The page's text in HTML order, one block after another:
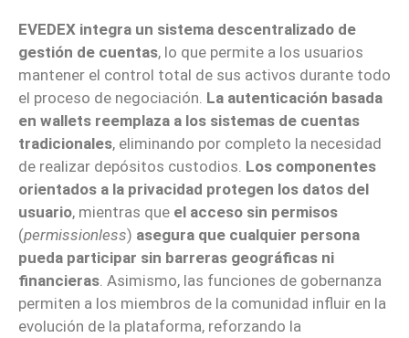
EVEDEX integra un sistema descentralizado de
gestión de cuentas, lo que permite a los usuarios
mantener el control total de sus activos durante todo
el proceso de negociación. La autenticación basada
en wallets reemplaza a los sistemas de cuentas
tradicionales, eliminando por completo la necesidad
de realizar depósitos custodios. Los componentes
orientados a la privacidad protegen los datos del
usuario, mientras que el acceso sin permisos
(permissionless) asegura que cualquier persona
pueda participar sin barreras geográficas ni
financieras . Asimismo, las funciones de gobernanza
permiten a los miembros de la comunidad influir en la
evolución de la plataforma, reforzando la